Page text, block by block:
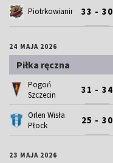
Piotrkowianin 33 - 30
24 MAJA 2026
Piłka ręczna
Pogoń
Szczecin
31 - 34
Orlen Wisła
Płock
25 - 30
23 MAJA 2026